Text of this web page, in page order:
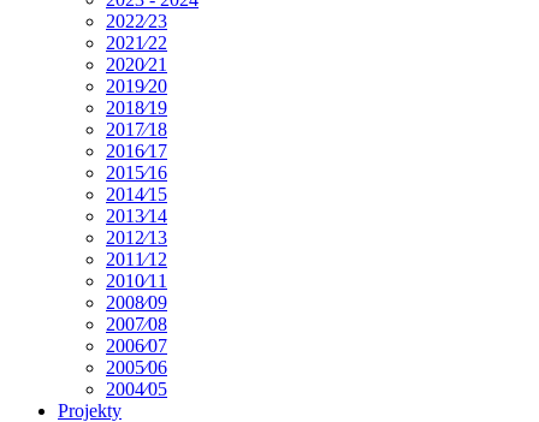
2022⁄23
2021⁄22
2020⁄21
2019⁄20
2018⁄19
2017⁄18
2016⁄17
2015⁄16
2014⁄15
2013⁄14
2012⁄13
2011⁄12
2010⁄11
2008⁄09
2007⁄08
2006⁄07
2005⁄06
2004⁄05
Projekty